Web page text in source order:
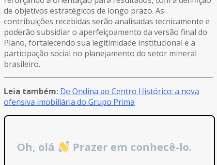
de objetivos estratégicos de longo prazo. As
contribuições recebidas serão analisadas tecnicamente e
poderão subsidiar o aperfeiçoamento da versão final do
Plano, fortalecendo sua legitimidade institucional e a
participação social no planejamento do setor mineral
brasileiro.
Leia também: De Ondina ao Centro Histórico: a nova
ofensiva imobiliária do Grupo Prima
Oh, olá Prazer em conhecê-lo.